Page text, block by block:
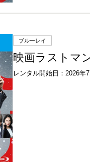
ブルーレイ
映画ラストマ
レンタル開始日：2026年7